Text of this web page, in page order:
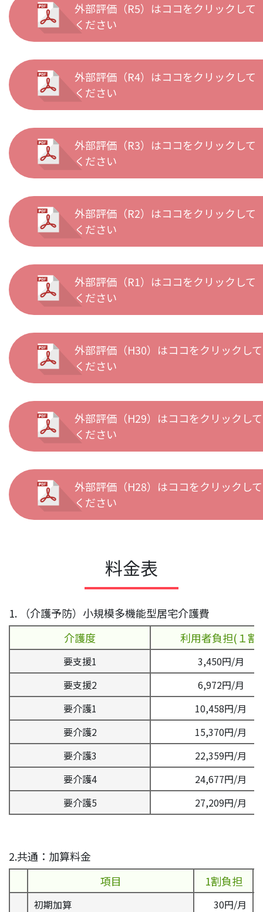
外部評価（R5）はココをクリックして
ください
外部評価（R4）はココをクリックして
ください
外部評価（R3）はココをクリックして
ください
外部評価（R2）はココをクリックして
ください
外部評価（R1）はココをクリックして
ください
外部評価（H30）はココをクリックして
ください
外部評価（H29）はココをクリックして
ください
外部評価（H28）はココをクリックして
ください
料金表
1. （介護予防）小規模多機能型居宅介護費
介護度
利用者負担(１割)
要支援1
3,450円/月
要支援2
6,972円/月
要介護1
10,458円/月
要介護2
15,370円/月
要介護3
22,359円/月
要介護4
24,677円/月
要介護5
27,209円/月
2.共通：加算料金
項目
1割負担
初期加算 30円/月